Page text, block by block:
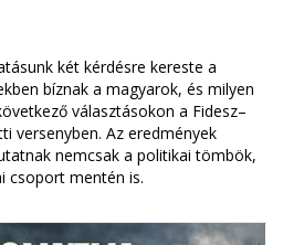
két kérdésre kereste a
bíznak a magyarok, és milyen
választásokon a Fidesz–
versenyben. Az eredmények
nemcsak a politikai tömbök,
csoport mentén is.